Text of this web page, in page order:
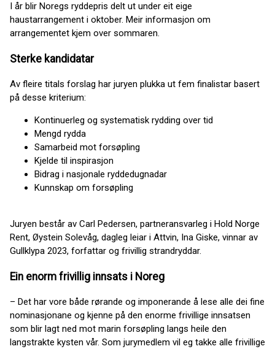
I år blir Noregs ryddepris delt ut under eit eige
haustarrangement i oktober. Meir informasjon om
arrangementet kjem over sommaren.
Sterke kandidatar
Av fleire titals forslag har juryen plukka ut fem finalistar basert
på desse kriterium:
Kontinuerleg og systematisk rydding over tid
Mengd rydda
Samarbeid mot forsøpling
Kjelde til inspirasjon
Bidrag i nasjonale ryddedugnadar
Kunnskap om forsøpling
Juryen består av Carl Pedersen, partneransvarleg i Hold Norge
Rent, Øystein Solevåg, dagleg leiar i Attvin, Ina Giske, vinnar av
Gullklypa 2023, forfattar og frivillig strandryddar.
Ein enorm frivillig innsats i Noreg
– Det har vore både rørande og imponerande å lese alle dei fine
nominasjonane og kjenne på den enorme frivillige innsatsen
som blir lagt ned mot marin forsøpling langs heile den
langstrakte kysten vår. Som jurymedlem vil eg takke alle frivillige